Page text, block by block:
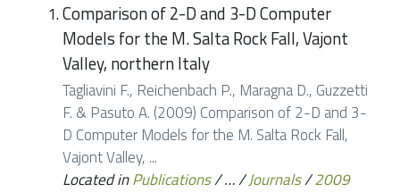
Comparison of 2-D and 3-D Computer
Models for the M. Salta Rock Fall, Vajont
Valley, northern Italy
Tagliavini F., Reichenbach P., Maragna D., Guzzetti
F. & Pasuto A. (2009) Comparison of 2-D and 3-
D Computer Models for the M. Salta Rock Fall,
Vajont Valley, ...
Located inPublications/…/Journals/2009